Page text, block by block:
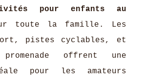
pour enfants au
toute la famille. Les
pistes cyclables, et
offrent une
pour les amateurs